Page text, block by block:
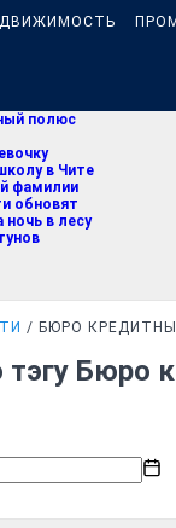
полюс
в Чите
фамилии
обновят
ночь в лесу
БЮРО
тэгу Бюро